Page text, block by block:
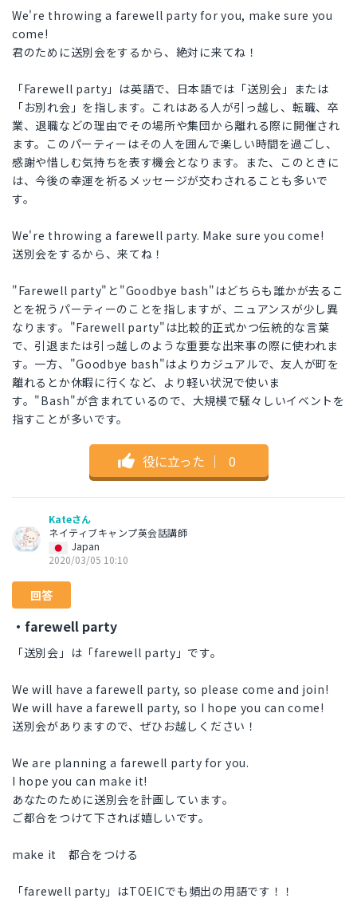
We're throwing a farewell party for you, make sure you
come!
君のために送別会をするから、絶対に来てね！
「Farewell party」は英語で、日本語では「送別会」または
「お別れ会」を指します。これはある人が引っ越し、転職、卒
業、退職などの理由でその場所や集団から離れる際に開催され
ます。このパーティーはその人を囲んで楽しい時間を過ごし、
感謝や惜しむ気持ちを表す機会となります。また、このときに
は、今後の幸運を祈るメッセージが交わされることも多いで
す。
We're throwing a farewell party. Make sure you come!
送別会をするから、来てね！
"Farewell party"と"Goodbye bash"はどちらも誰かが去るこ
とを祝うパーティーのことを指しますが、ニュアンスが少し異
なります。"Farewell party"は比較的正式かつ伝統的な言葉
で、引退または引っ越しのような重要な出来事の際に使われま
す。一方、"Goodbye bash"はよりカジュアルで、友人が町を
離れるとか休暇に行くなど、より軽い状況で使いま
す。"Bash"が含まれているので、大規模で騒々しいイベントを
指すことが多いです。
役に立った ｜ 0
Kateさん
ネイティブキャンプ英会話講師
Japan
2020/03/05 10:10
回答
・farewell party
「送別会」は「farewell party」です。
We will have a farewell party, so please come and join!
We will have a farewell party, so I hope you can come!
送別会がありますので、ぜひお越しください！
We are planning a farewell party for you.
I hope you can make it!
あなたのために送別会を計画しています。
ご都合をつけて下されば嬉しいです。
make it 都合をつける
「farewell party」はTOEICでも頻出の用語です！！